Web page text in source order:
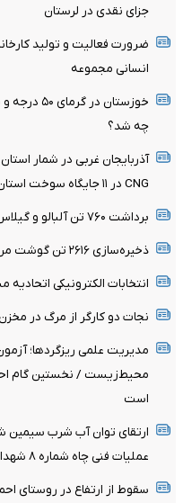
جزای نقدی در لرستان
ضرورت فعالیت و تولید
انسانی مجموعه
خوزستان
چه شد؟
آذربایجان غربی در شمار
CNG در ۱۱ جایگاه سوخت استان
برداشت ۷۶۰ تن آلبالو و گیلاس در فارس
ذخیره‌سازی ۲۶۱۶ تن گوشت مرغ در فارس
انتخابات الکترونیکی اتحادیه
نجات دو کارگر از مرگ در
مدیریت علمی ریزگردها؛
محیط‌زیست / نخستین گام
است
عملیات فنی چاه شماره ۸ شهدا
سقوط از ارتفاع در روستای